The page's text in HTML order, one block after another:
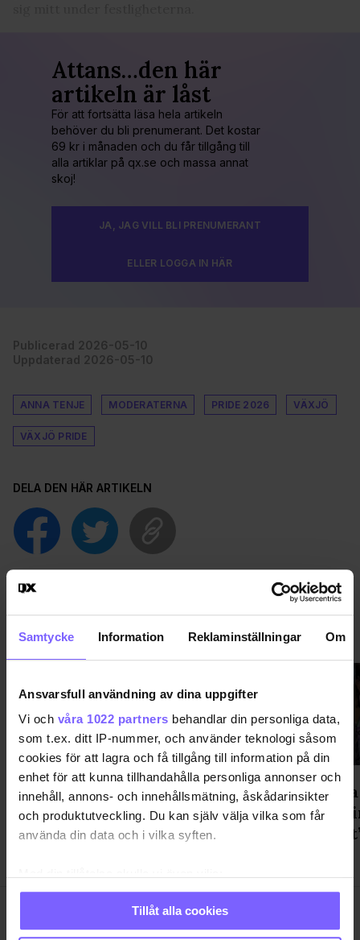
Samtycke Information Reklaminställningar Om
Ansvarsfull användning av dina uppgifter
Vi och våra 1022 partners behandlar din personliga data,
som t.ex. ditt IP-nummer, och använder teknologi såsom
cookies för att lagra och få tillgång till information på din
enhet för att kunna tillhandahålla personliga annonser och
innehåll, annons- och innehållsmätning, åskådarinsikter
och produktutveckling. Du kan själv välja vilka som får
använda din data och i vilka syften.
Samla in information om din geografiska plats
som kan ha en noggrannhet på upp till flera meter
Identifiera din enhet genom att aktivt skanna den
Tillåt alla cookies
Attans…den här
artikeln är låst
För att fortsätta läsa hela artikeln
behöver du bli prenumerant. Det kostar
69 kr i månaden och du får tillgång till
alla artiklar på qx.se och massa annat
skoj!
JA, JAG VILL BLI PRENUMERANT
ELLER LOGGA IN HÄR
Publicerad 2026-05-10
Uppdaterad 2026-05-10
ANNA TENJE MODERATERNA PRIDE 2026 VÄXJÖ
VÄXJÖ PRIDE
DELA DEN HÄR ARTIKELN
SVERIGE VISA MER SVERIGE
Prideflaggor vandaliserades på
flera håll i landet
Birgitta